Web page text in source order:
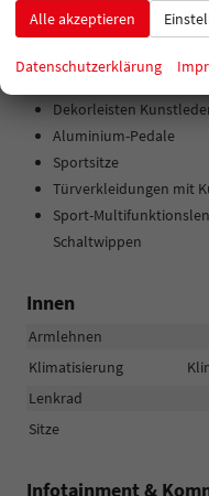
Schwarz lackiertes Dach
Schaltknauf/-griff aus
Dekorleisten
Aluminium-Pedale
Sportsitze
Türverkleidungen mit
Sport-
Schaltwippen
Innen
Armlehnen
Klimatisierung
Lenkrad
Sitze
Infotainment &
Alle akzeptieren
Datenschutzerklärung